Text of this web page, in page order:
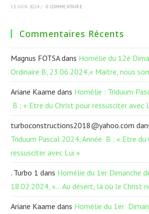
15 JUIN 2024 / 0 COMMENTAIRE
Commentaires Récents
Magnus FOTSAdans Homélie du 12è
Ordinaire B, 23.06.2024,« Maitre, nous
Ariane Kaame dans Homélie : Triduum
B ; « Etre du Christ pour ressusciter avec
turboconstructions2018@yahoo.com
Triduum Pascal 2024, Année B ; « Etre du
ressusciter avec Lui »
. Turbo 1 dans Homélie du 1er Dimanche
18.02.2024, «… Au désert, là où le Christ
Ariane Kaame dans Homélie du 1er